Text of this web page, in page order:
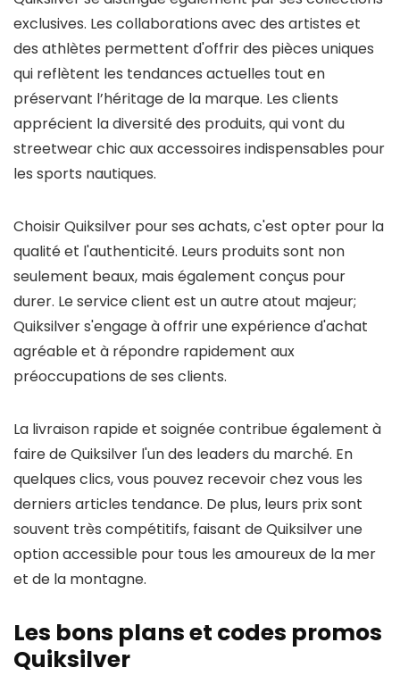
exclusives. Les collaborations avec des artistes et
des athlètes permettent d'offrir des pièces uniques
qui reflètent les tendances actuelles tout en
préservant l’héritage de la marque. Les clients
apprécient la diversité des produits, qui vont du
streetwear chic aux accessoires indispensables pour
les sports nautiques.
Choisir Quiksilver pour ses achats, c'est opter pour la
qualité et l'authenticité. Leurs produits sont non
seulement beaux, mais également conçus pour
durer. Le service client est un autre atout majeur;
Quiksilver s'engage à offrir une expérience d'achat
agréable et à répondre rapidement aux
préoccupations de ses clients.
La livraison rapide et soignée contribue également à
faire de Quiksilver l'un des leaders du marché. En
quelques clics, vous pouvez recevoir chez vous les
derniers articles tendance. De plus, leurs prix sont
souvent très compétitifs, faisant de Quiksilver une
option accessible pour tous les amoureux de la mer
et de la montagne.
Les bons plans et codes promos
Quiksilver